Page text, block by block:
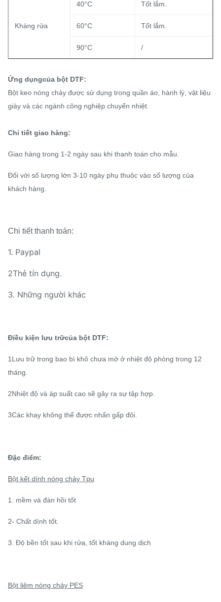
Kháng rửa
40°C Tốt lắm.
60°C Tốt lắm.
90°C /
Ứng dụngcủa bột DTF:
Bột keo nóng chảy được sử dụng trong quần áo, hành lý, vật liệu
giày và các ngành công nghiệp chuyển nhiệt.
Chi tiết giao hàng:
Giao hàng trong 1-2 ngày sau khi thanh toán cho mẫu.
Đối với số lượng lớn 3-10 ngày phụ thuộc vào số lượng của
khách hàng.
Chi tiết thanh toán:
1. Paypal
2Thẻ tín dụng.
3. Những người khác
Điều kiện lưu trữcủa bột DTF:
1Lưu trữ trong bao bì khô chưa mở ở nhiệt độ phòng trong 12
tháng.
2Nhiệt độ và áp suất cao sẽ gây ra sự tập hợp.
3Các khay không thể được nhấn gấp đôi.
Đặc điểm:
Bột kết dính nóng chảy Tpu
1. mềm và đàn hồi tốt
2- Chất dính tốt.
3. Độ bền tốt sau khi rửa, tốt kháng dung dịch
Bột liêm nóng chảy PES